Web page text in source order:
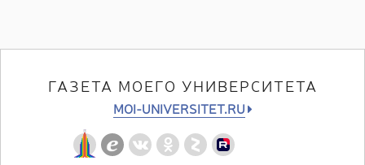
ГАЗЕТА МОЕГО УНИВЕРСИТЕТА
MOI-UNIVERSITET.RU